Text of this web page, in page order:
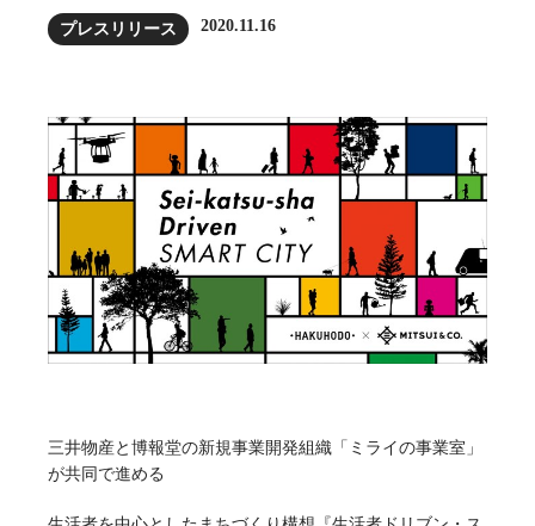
プレスリリース 2020.11.16
三井物産と博報堂の新規事業開発組織「ミライの事業室」
が共同で進める